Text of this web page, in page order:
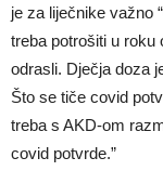
je za liječnike važno
treba potrošiti u roku
odrasli. Dječja doza
Što se tiče covid
treba s AKD-om
covid potvrde.”